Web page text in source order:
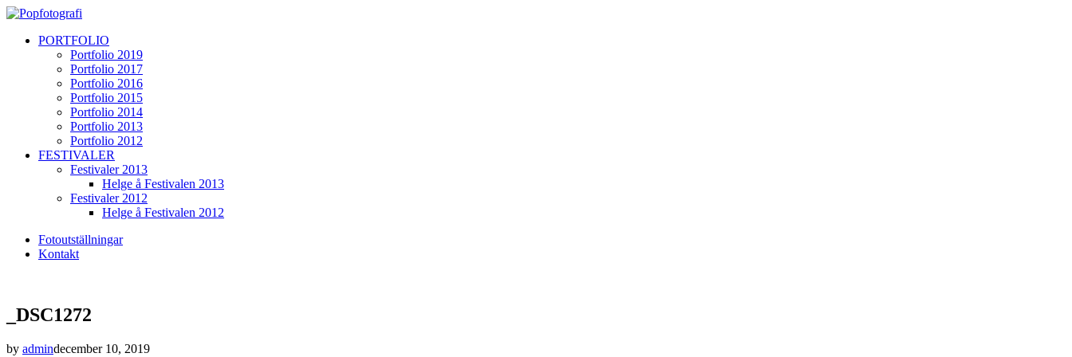
PORTFOLIO
Portfolio 2019
Portfolio 2017
Portfolio 2016
Portfolio 2015
Portfolio 2014
Portfolio 2013
Portfolio 2012
FESTIVALER
Festivaler 2013
Helge å Festivalen 2013
Festivaler 2012
Helge å Festivalen 2012
Fotoutställningar
Kontakt
_DSC1272
by admindecember 10, 2019